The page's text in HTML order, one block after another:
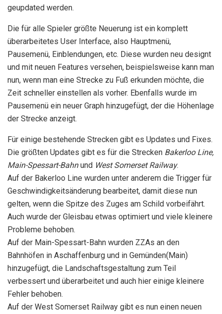
geupdated werden.
Die für alle Spieler größte Neuerung ist ein komplett
überarbeitetes User Interface, also Hauptmenü,
Pausemenü, Einblendungen, etc. Diese wurden neu designt
und mit neuen Features versehen, beispielsweise kann man
nun, wenn man eine Strecke zu Fuß erkunden möchte, die
Zeit schneller einstellen als vorher. Ebenfalls wurde im
Pausemenü ein neuer Graph hinzugefügt, der die Höhenlage
der Strecke anzeigt.
Für einige bestehende Strecken gibt es Updates und Fixes.
Die größten Updates gibt es für die Strecken Bakerloo Line,
Main-Spessart-Bahnund West Somerset Railway.
Auf der Bakerloo Line wurden unter anderem die Trigger für
Geschwindigkeitsänderung bearbeitet, damit diese nun
gelten, wenn die Spitze des Zuges am Schild vorbeifährt.
Auch wurde der Gleisbau etwas optimiert und viele kleinere
Probleme behoben.
Auf der Main-Spessart-Bahn wurden ZZAs an den
Bahnhöfen in Aschaffenburg und in Gemünden(Main)
hinzugefügt, die Landschaftsgestaltung zum Teil
verbessert und überarbeitet und auch hier einige kleinere
Fehler behoben.
Auf der West Somerset Railway gibt es nun einen neuen